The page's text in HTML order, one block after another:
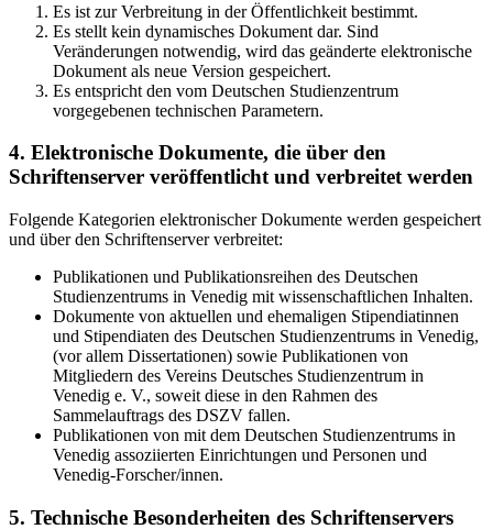
Es ist zur Verbreitung in der Öffentlichkeit bestimmt.
Es stellt kein dynamisches Dokument dar. Sind
Veränderungen notwendig, wird das geänderte elektronische
Dokument als neue Version gespeichert.
Es entspricht den vom Deutschen Studienzentrum
vorgegebenen technischen Parametern.
4. Elektronische Dokumente, die über den
Schriftenserver veröffentlicht und verbreitet werden
Folgende Kategorien elektronischer Dokumente werden gespeichert
und über den Schriftenserver verbreitet:
Publikationen und Publikationsreihen des Deutschen
Studienzentrums in Venedig mit wissenschaftlichen Inhalten.
Dokumente von aktuellen und ehemaligen Stipendiatinnen
und Stipendiaten des Deutschen Studienzentrums in Venedig,
(vor allem Dissertationen) sowie Publikationen von
Mitgliedern des Vereins Deutsches Studienzentrum in
Venedig e. V., soweit diese in den Rahmen des
Sammelauftrags des DSZV fallen.
Publikationen von mit dem Deutschen Studienzentrums in
Venedig assoziierten Einrichtungen und Personen und
Venedig-Forscher/innen.
5. Technische Besonderheiten des Schriftenservers